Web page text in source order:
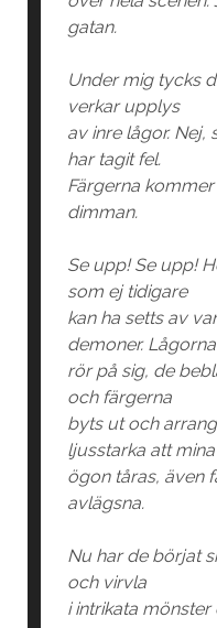
gatan.
Under mig tycks
verkar upplys
av inre lågor. Nej,
har tagit fel.
Färgerna
dimman.
Se upp! Se upp!
som ej tidigare
kan ha setts av
demoner. Lågorna
rör på sig, de
och färgerna
byts ut och
ljusstarka att mina
ögon tåras, även
avlägsna.
Nu har de börjat
och virvla
i intrikata